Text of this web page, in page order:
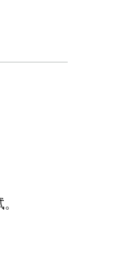
行，从这里开车
即可到达麦夸里
距离南巴卡河、美
Mandarin Motel
残疾人或有特殊需
要这些房间，请告